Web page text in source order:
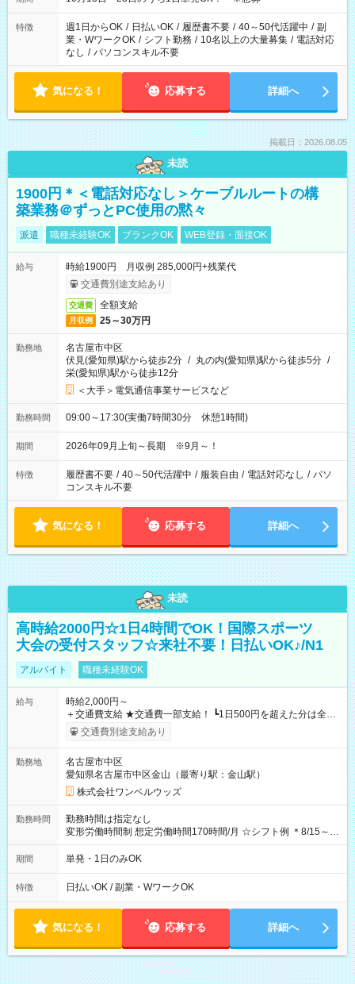
け、夕方だけ、などもOKです！
特徴 週1日からOK / 日払いOK / 履歴書不要 / 40～50代活躍中 / 副
業・WワークOK / シフト勤務 / 10名以上の大量募集 / 電話対応
なし / パソコンスキル不要
気になる！ 応募する 詳細へ
掲載日：2026.08.05
未読
1900円＊＜電話対応なし＞ケーブルルートの構
築業務＠ずっとPC使用の黙々
派遣 職種未経験OK ブランクOK WEB登録・面接OK
給与
時給1900円 月収例 285,000円+残業代
交通費別途支給あり
交通費 全額支給
月収例 25～30万円
勤務地
名古屋市中区
伏見(愛知県)駅から徒歩2分 / 丸の内(愛知県)駅から徒歩5分 /
栄(愛知県)駅から徒歩12分
＜大手＞電気通信事業サービスなど
勤務時間 09:00～17:30(実働7時間30分 休憩1時間)
期間 2026年09月上旬～長期 ※9月～！
特徴 履歴書不要 / 40～50代活躍中 / 服装自由 / 電話対応なし / パソ
コンスキル不要
気になる！ 応募する 詳細へ
未読
高時給2000円☆1日4時間でOK！国際スポーツ
大会の受付スタッフ☆来社不要！日払いOK♪/N1
アルバイト 職種未経験OK
給与
時給2,000円～
＋交通費支給 ★交通費一部支給！ ┗1日500円を超えた分は全額
支給！ ※往復500円以内の方は自己負担となります ★日払い
OK！（規定あり） ┗働いたその日に現金GET♪ お仕事後はコン
期間なし
交通費別途支給あり
勤務地
名古屋市中区
愛知県名古屋市中区金山（最寄り駅：金山駅）
株式会社ワンベルウッズ
勤務時間
勤務時間は指定なし
変形労働時間制 想定労働時間170時間/月 ☆シフト例 ＊8/15～
10/26 全日共通 08：00～12：00 17：00～21：00 ＊8/31
～9/19のみ下記シフトもあります！ 12：00～16：00 ＊9/6～
00
期間 単発・1日のみOK
特徴 日払いOK / 副業・WワークOK
気になる！ 応募する 詳細へ